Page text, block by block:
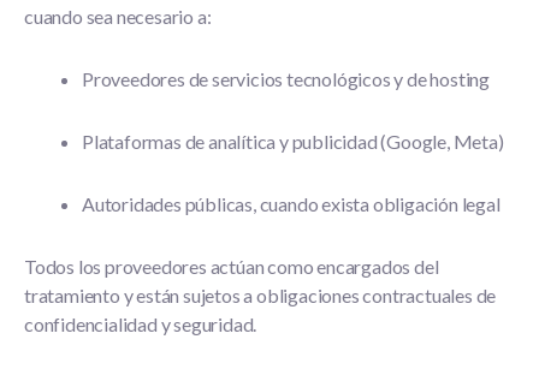
cuando sea necesario a:
Proveedores de servicios tecnológicos y de hosting
Plataformas de analítica y publicidad (Google, Meta)
Autoridades públicas, cuando exista obligación legal
Todos los proveedores actúan comoencargados del
tratamiento y están sujetos a obligaciones contractuales de
confidencialidad y seguridad.